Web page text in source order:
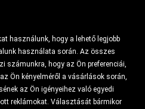
használunk, hogy a lehető legjobb
használata során. Az összes
számunkra, hogy az Ön preferenciái,
Ön kényelméről a vásárlások során,
az Ön igényeihez való egyedi
reklámokat. Választását bármikor